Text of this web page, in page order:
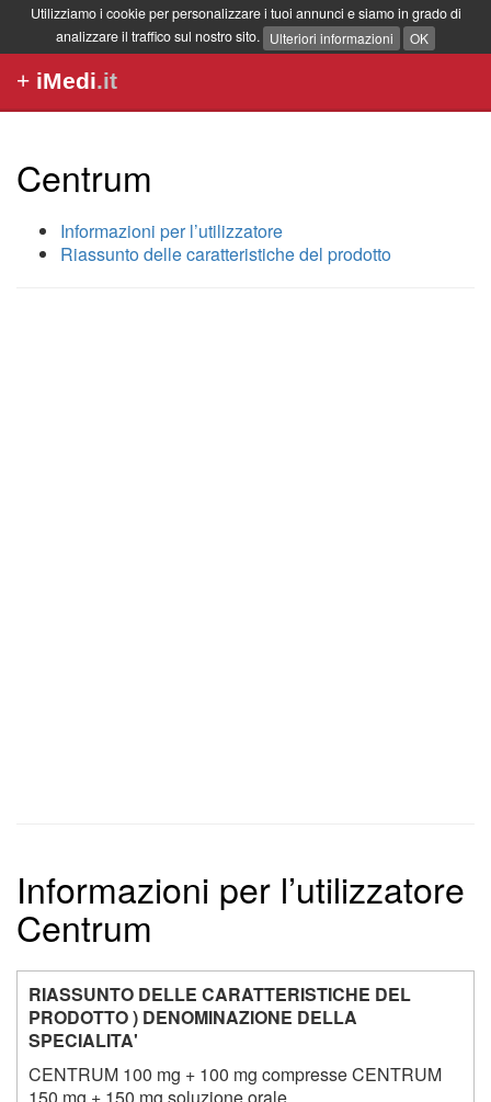
Utilizziamo i cookie per personalizzare i tuoi annunci e siamo in grado di
analizzare il traffico sul nostro sito. Ulteriori informazioni OK
+ iMedi.it
Centrum
Informazioni per l’utilizzatore
Riassunto delle caratteristiche del prodotto
Informazioni per l’utilizzatore
Centrum
RIASSUNTO DELLE CARATTERISTICHE DEL
PRODOTTO ) DENOMINAZIONE DELLA
SPECIALITA'
CENTRUM 100 mg + 100 mg compresse CENTRUM